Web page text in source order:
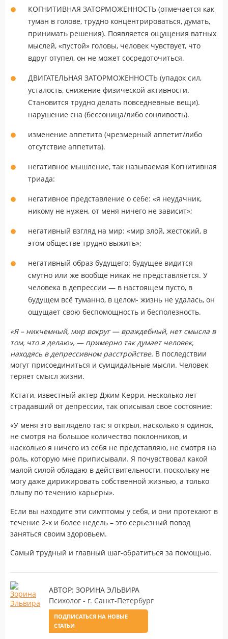
КОГНИТИВНАЯ ЗАТОРМОЖЕННОСТЬ (отмечается как
туман в голове, трудно концентрироваться, думать,
принимать решения). Появляется ощущения ватных
мыслей, «пустой» головы, человек чувствует, что
вдруг отупел, он не может сосредоточиться.
ДВИГАТЕЛЬНАЯ ЗАТОРМОЖЕННОСТЬ (упадок сил,
усталость, снижение физической активности.
Становится трудно делать повседневные вещи).
нарушение сна (бессоница/либо сонливость).
изменение аппетита (чрезмерный аппетит/либо
отсутствие аппетита).
негативное мышление, так называемая Когнитивная
триада:
негативное представление о себе: «я неудачник,
никому не нужен, от меня ничего не зависит»;
негативный взгляд на мир: «мир злой, жестокий, в
этом обществе трудно выжить»;
негативный образ будущего: будущее видится
смутно или же вообще никак не представляется. У
человека в депрессии — в настоящем пусто, в
будущем всё туманно, в целом- жизнь не удалась, он
ощущает свою беспомощность и бесполезность.
«Я – никчемный, мир вокруг — враждебный, нет смысла в
том, что я делаю», — примерно так думает человек,
находясь в депрессивном расстройстве. В последствии
могут присоединиться и суицидальные мысли. Человек
теряет смысл жизни.
Кстати, известный актер Джим Керри, несколько лет
страдавший от депрессии, так описывал свое состояние:
«У меня это выглядело так: я открыл, насколько я одинок,
не смотря на большое количество поклонников, и
насколько я ничего из себя не представляю, не смотря на
роль, которую мне приписывали. Я почувствовал какой
малой силой обладаю в действительности, поскольку не
могу даже дирижировать собственной жизнью, а только
плыву по течению карьеры».
Если вы находите эти симптомы у себя, и они протекают в
течение 2-х и более недель – это серьезный повод
заняться своим здоровьем.
Самый трудный и главный шаг-обратиться за помощью.
АВТОР: ЗОРИНА ЭЛЬВИРА
Психолог - г. Санкт-Петербург
ПОДПИСАТЬСЯ НА НОВЫЕ
СТАТЬИ